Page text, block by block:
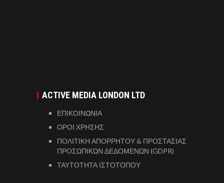
ACTIVE MEDIA LONDON LTD
ΕΠΙΚΟΙΝΩΝΙΑ
ΟΡΟΙ ΧΡΗΣΗΣ
ΠΟΛΙΤΙΚΗ ΑΠΟΡΡΗΤΟΥ & ΠΡΟΣΤΑΣΙΑΣ
ΠΡΟΣΩΠΙΚΩΝ ΔΕΔΟΜΕΝΩΝ (GDPR)
ΤΑΥΤΟΤΗΤΑ ΙΣΤΟΤΟΠΟΥ